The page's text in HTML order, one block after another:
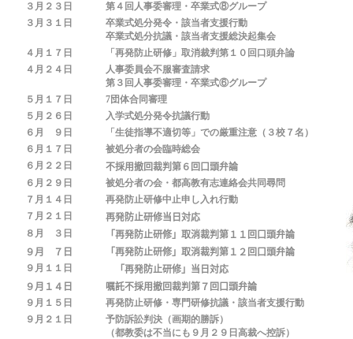
３月２３日
第４回人事委審理・卒業式⑧グループ
３月３１日
卒業式処分発令・該当者支援行動
卒業式処分抗議・該当者支援総決起集会
４月１７日
「再発防止研修」取消裁判第１０回口頭弁論
４月２４日
人事委員会不服審査請求
第３回人事委審理・卒業式⑥グループ
５月１７日
7団体合同審理
５月２６日
入学式処分発令抗議行動
６月 ９日
「生徒指導不適切等」での厳重注意（３校７名）
６月１７日
被処分者の会臨時総会
６月２２ 日 不採用撤回裁判第 ６ 回口頭弁論
６月２９日
被処分者の会・都高教有志連絡会共同尋問
７月１４日
再発防止研修中止申し入れ行動
７月２１日
再発防止研修当日対応
８月 ３日
「再発防止研修」取消裁判第１１回口頭弁論
９月
７日
「再発防止研修」取消裁判第１２回口頭弁論
９月１１日
「再発防止研修」当日対応
９月１４日
嘱託不採用撤回裁判第７回口頭弁論
９月１５日
再発防止研修・専門研修抗議・該当者支援行動
９月２１日
予防訴訟判決（画期的勝訴）
（都教委は不当にも９月２９日高裁へ控訴）